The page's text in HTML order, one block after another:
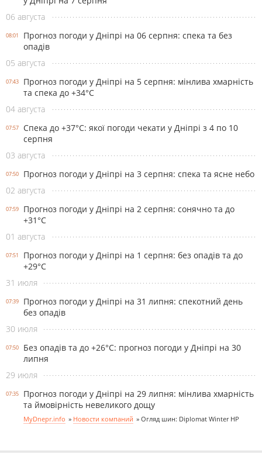
06 августа
08:01
Прогноз погоди у Дніпрі на 06 серпня: спека та без
опадів
05 августа
07:43
Прогноз погоди у Дніпрі на 5 серпня: мінлива хмарність
та спека до +34°С
04 августа
07:57
Спека до +37°С: якої погоди чекати у Дніпрі з 4 по 10
серпня
03 августа
07:50
Прогноз погоди у Дніпрі на 3 серпня: спека та ясне небо
02 августа
07:59
Прогноз погоди у Дніпрі на 2 серпня: сонячно та до
+31°С
01 августа
07:51
Прогноз погоди у Дніпрі на 1 серпня: без опадів та до
+29°С
31 июля
07:39
Прогноз погоди у Дніпрі на 31 липня: спекотний день
без опадів
30 июля
07:50
Без опадів та до +26°С: прогноз погоди у Дніпрі на 30
липня
29 июля
07:35
Прогноз погоди у Дніпрі на 29 липня: мінлива хмарність
та ймовірність невеликого дощу
MyDnepr.info » Новости компаний » Огляд шин: Diplomat Winter HP